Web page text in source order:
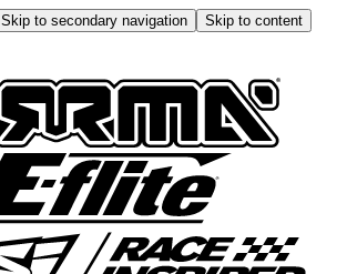
Skip to secondary navigation
Skip to content